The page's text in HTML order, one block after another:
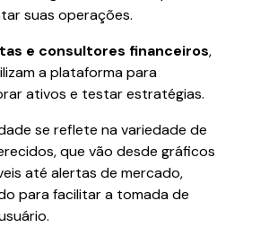
suas operações.
e consultores financeiros,
a plataforma para
ativos e testar estratégias.
se reflete na variedade de
que vão desde gráficos
até alertas de mercado,
para facilitar a tomada de